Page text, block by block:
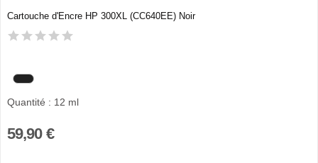
Cartouche d'Encre HP 300XL (CC640EE) Noir
Quantité : 12 ml
59,90 €